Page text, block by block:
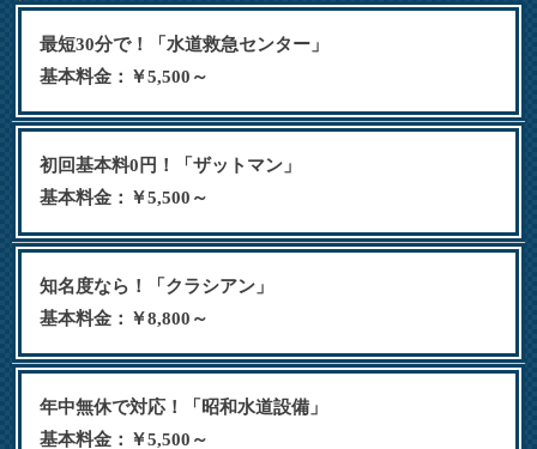
最短30分で！「水道救急センター」
基本料金：￥5,500～
初回基本料0円！「ザットマン」
基本料金：￥5,500～
知名度なら！「クラシアン」
基本料金：￥8,800～
年中無休で対応！「昭和水道設備」
基本料金：￥5,500～